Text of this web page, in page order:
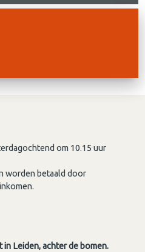
om 10.15 uur
worden betaald door
Leiden, achter de bomen.